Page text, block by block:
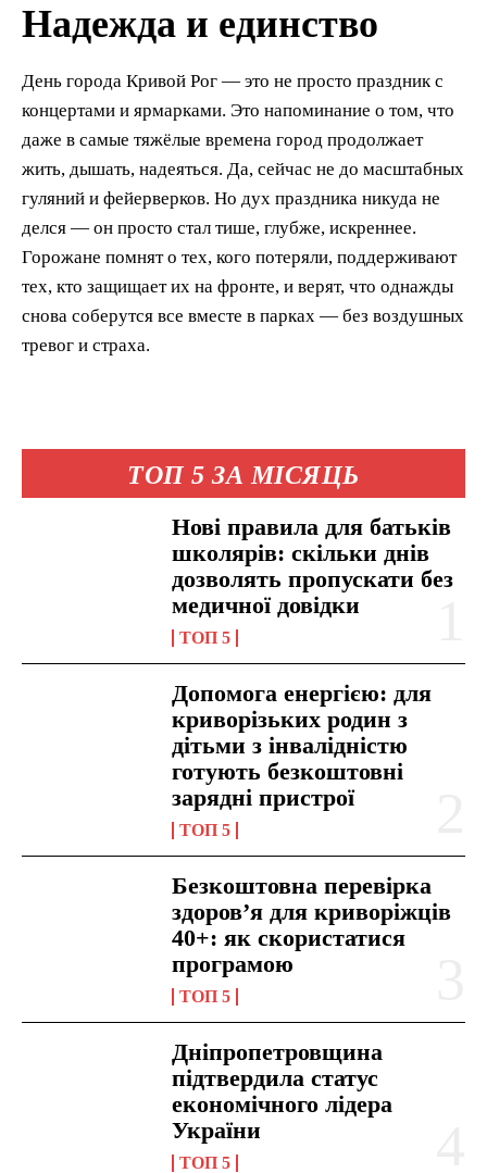
ТОП 5 ЗА МІСЯЦЬ
Нові правила для батьків
школярів: скільки днів
дозволять пропускати без
медичної довідки
ТОП 5
Допомога енергією: для
криворізьких родин з
дітьми з інвалідністю
готують безкоштовні
зарядні пристрої
ТОП 5
Безкоштовна перевірка
здоров’я для криворіжців
40+: як скористатися
програмою
ТОП 5
Дніпропетровщина
підтвердила статус
економічного лідера
України
ТОП 5
Надежда и единство
День города Кривой Рог — это не просто праздник с
концертами и ярмарками. Это напоминание о том, что
даже в самые тяжёлые времена город продолжает
жить, дышать, надеяться. Да, сейчас не до масштабных
гуляний и фейерверков. Но дух праздника никуда не
делся — он просто стал тише, глубже, искреннее.
Горожане помнят о тех, кого потеряли, поддерживают
тех, кто защищает их на фронте, и верят, что однажды
снова соберутся все вместе в парках — без воздушных
тревог и страха.